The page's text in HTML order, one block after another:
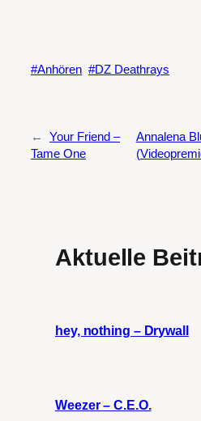
Anhören DZ Deathrays
←
Your Friend –
Tame One
Annalena
Aktuelle
hey, nothing – Drywall
Weezer – C.E.O.